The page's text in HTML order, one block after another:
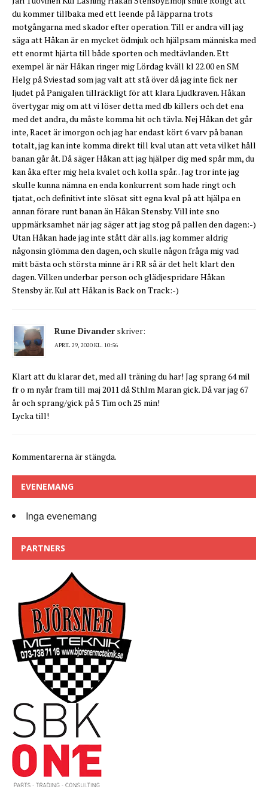
du kommer tillbaka med ett leende på läpparna trots
motgångarna med skador efter operation. Till er andra vill jag
säga att Håkan är en mycket ödmjuk och hjälpsam människa med
ett enormt hjärta till både sporten och medtävlanden. Ett
exempel är när Håkan ringer mig Lördag kväll kl 22.00 en SM
Helg på Sviestad som jag valt att stå över då jag inte fick ner
ljudet på Panigalen tillräckligt för att klara Ljudkraven. Håkan
övertygar mig om att vi löser detta med db killers och det ena
med det andra, du måste komma hit och tävla. Nej Håkan det går
inte, Racet är imorgon och jag har endast kört 6 varv på banan
totalt, jag kan inte komma direkt till kval utan att veta vilket håll
banan går åt. Då säger Håkan att jag hjälper dig med spår mm, du
kan åka efter mig hela kvalet och kolla spår. . Jag tror inte jag
skulle kunna nämna en enda konkurrent som hade ringt och
tjatat, och definitivt inte slösat sitt egna kval på att hjälpa en
annan förare runt banan än Håkan Stensby. Vill inte sno
uppmärksamhet när jag säger att jag stog på pallen den dagen:-)
Utan Håkan hade jag inte stått där alls. jag kommer aldrig
någonsin glömma den dagen, och skulle någon fråga mig vad
mitt bästa och största minne är i RR så är det helt klart den
dagen. Vilken underbar person och glädjespridare Håkan
Stensby är. Kul att Håkan is Back on Track:-)
Rune Divander skriver:
APRIL 29, 2020 KL. 10:56
Klart att du klarar det, med all träning du har! Jag sprang 64 mil
fr o m nyår fram till maj 2011 då Sthlm Maran gick. Då var jag 67
år och sprang/gick på 5 Tim och 25 min!
Lycka till!
Kommentarerna är stängda.
EVENEMANG
Inga evenemang
PARTNERS